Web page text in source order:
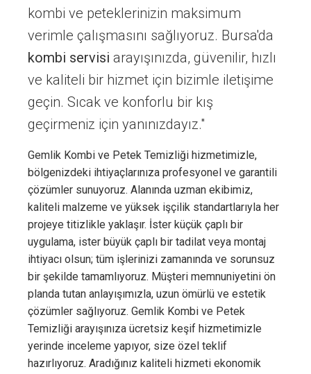
kombi ve peteklerinizin maksimum
verimle çalışmasını sağlıyoruz. Bursa'da
kombi servisi arayışınızda, güvenilir, hızlı
ve kaliteli bir hizmet için bizimle iletişime
geçin. Sıcak ve konforlu bir kış
geçirmeniz için yanınızdayız."
Gemlik Kombi ve Petek Temizliği hizmetimizle,
bölgenizdeki ihtiyaçlarınıza profesyonel ve garantili
çözümler sunuyoruz. Alanında uzman ekibimiz,
kaliteli malzeme ve yüksek işçilik standartlarıyla her
projeye titizlikle yaklaşır. İster küçük çaplı bir
uygulama, ister büyük çaplı bir tadilat veya montaj
ihtiyacı olsun; tüm işlerinizi zamanında ve sorunsuz
bir şekilde tamamlıyoruz. Müşteri memnuniyetini ön
planda tutan anlayışımızla, uzun ömürlü ve estetik
çözümler sağlıyoruz. Gemlik Kombi ve Petek
Temizliği arayışınıza ücretsiz keşif hizmetimizle
yerinde inceleme yapıyor, size özel teklif
hazırlıyoruz. Aradığınız kaliteli hizmeti ekonomik